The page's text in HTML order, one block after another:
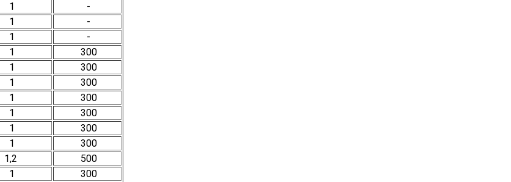
1
-
1
-
1
-
1
300
1
300
1
300
1
300
1
300
1
300
1
300
1,2
500
1
300